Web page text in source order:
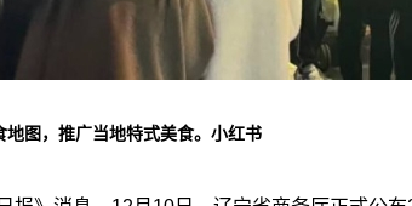
图，推广当地特式美食。小红书